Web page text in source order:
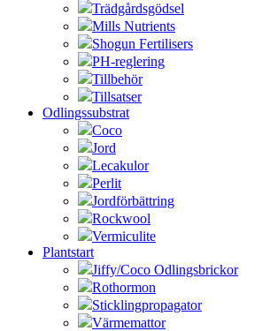
Trädgårdsgödsel
Mills Nutrients
Shogun Fertilisers
PH-reglering
Tillbehör
Tillsatser
Odlingssubstrat
Coco
Jord
Lecakulor
Perlit
Jordförbättring
Rockwool
Vermiculite
Plantstart
Jiffy/Coco Odlingsbrickor
Rothormon
Sticklingpropagator
Värmemattor